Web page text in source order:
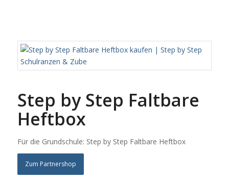
Step by Step Faltbare
Heftbox
Für die Grundschule: Step by Step Faltbare Heftbox
Zum Partnershop